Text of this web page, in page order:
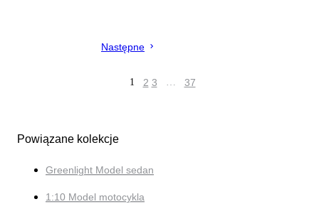
Następne
1 2 3 … 37
Powiązane kolekcje
Greenlight Model sedan
1:10 Model motocykla